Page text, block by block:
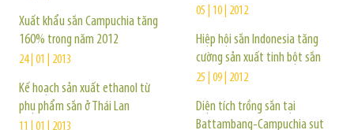
Xuất khẩu sắn Campuchia tăng
160% trong năm 2012
24 | 01 | 2013
Kế hoạch sản xuất ethanol từ
phụ phẩm sắn ở Thái Lan
11 | 01 | 2013
05 | 10 | 2012
Hiệp hội sắn Indonesia tăng
cường sản xuất tinh bột sắn
25 | 09 | 2012
Diện tích trồng sắn tại
Battambang-Campuchia sụt